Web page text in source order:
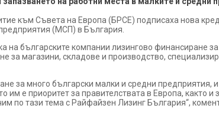
към Съвета на Европа (БРСЕ) подписаха нова
(МСП) в България.
на българските компании лизингово финансиране
за магазини, складове и производство,
за много български малки и средни предприятия,
е приоритет за правителствата в Европа, както и
по тази тема с Райфайзен Лизинг България“,